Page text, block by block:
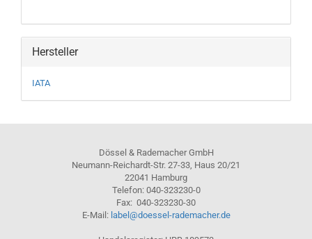
Hersteller
IATA
Dössel & Rademacher GmbH
Neumann-Reichardt-Str. 27-33, Haus 20/21
22041 Hamburg
Telefon: 040-323230-0
Fax: 040-323230-30
E-Mail: label@doessel-rademacher.de